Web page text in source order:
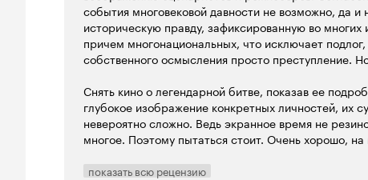
добродетеля, милостиво разрешившего людям
руки девочку в луче света, которая обняла его как
их, после его ухода, вырезали его янычары и
девочку?). Зато родимая Турция по картине чуть с
пользования'. Хотя даже на родине ей досталось
неточности и несоответствия. Мне, например,
начале) молодого султана на мечах- оружии,
сабля!). И что это за фантастическую суперпушку,
разу не выстрелила, а была лишь декоративным
события многовековой давности не возможно, да
историческую правду, зафиксированную во многих
причем многонациональных, что исключает
собственного осмысления просто преступление.
Снять кино о легендарной битве, показав ее
глубокое изображение конкретных личностей, их
невероятно сложно. Ведь экранное время не
многое. Поэтому пытаться стоит. Очень хорошо,
была, но получился лишь пафос. Хотя, возможно,
показать всю рецензию